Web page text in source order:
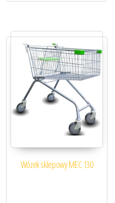
Wózek sklepowy MEC 130